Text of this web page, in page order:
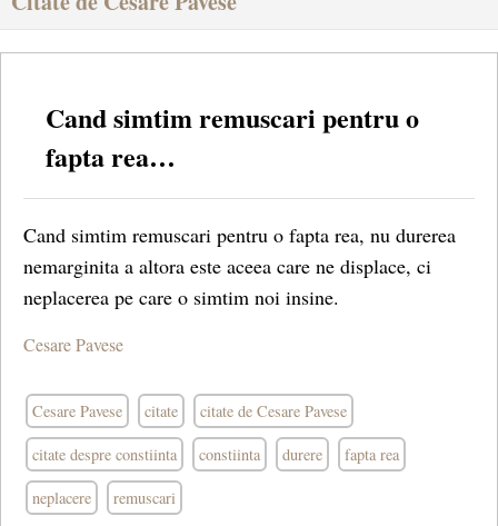
Cand simtim remuscari pentru o
fapta rea…
Cand simtim remuscari pentru o fapta rea, nu durerea
nemarginita a altora este aceea care ne displace, ci
neplacerea pe care o simtim noi insine.
Cesare Pavese
Cesare Pavese citate citate de Cesare Pavese
citate despre constiinta constiinta durere fapta rea
neplacere remuscari